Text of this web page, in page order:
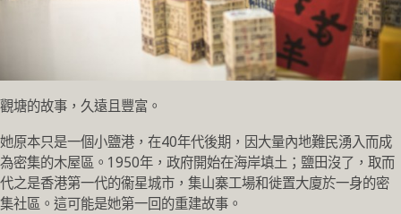
觀塘的故事，久遠且豐富。
她原本只是一個小鹽港，在40年代後期，因大量內地難民湧入而成
為密集的木屋區。1950年，政府開始在海岸填土；鹽田沒了，取而
代之是香港第一代的衞星城市，集山寨工場和徙置大廈於一身的密
集社區。這可能是她第一回的重建故事。